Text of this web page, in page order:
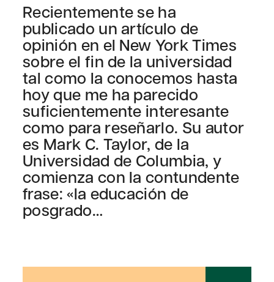
Recientemente se ha
publicado un artículo de
opinión en el New York Times
sobre el fin de la universidad
tal como la conocemos hasta
hoy que me ha parecido
suficientemente interesante
como para reseñarlo. Su autor
es Mark C. Taylor, de la
Universidad de Columbia, y
comienza con la contundente
frase: «la educación de
posgrado…